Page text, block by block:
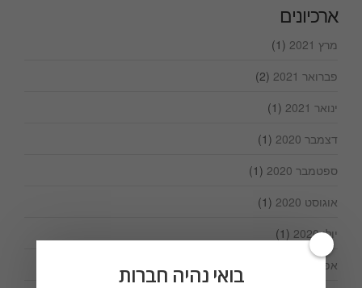
ארכיונים
מרץ 2021
(1)
פברואר 2021
(2)
ינואר 2021
(1)
דצמבר 2020
(1)
ספטמבר 2020
(1)
אוגוסט 2020
(1)
יולי 2020
(1)
אפריל 2020
בואי נהיה חברות